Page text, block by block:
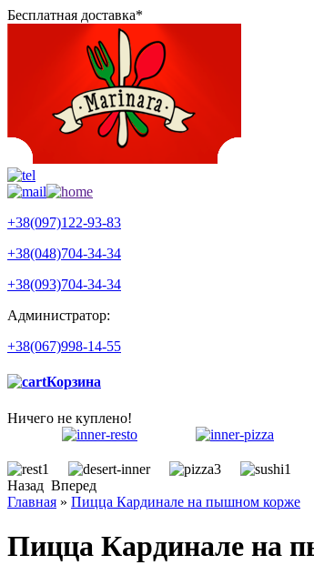
Бесплатная доставка*
+38(097)122-93-83
+38(048)704-34-34
+38(093)704-34-34
Администратор:
+38(067)998-14-55
Корзина
Ничего не куплено!
Назад Вперед
Главная » Пицца Кардинале на пышном корже
Пицца Кардинале на